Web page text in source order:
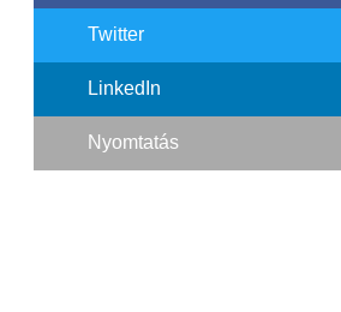
Twitter
LinkedIn
Nyomtatás